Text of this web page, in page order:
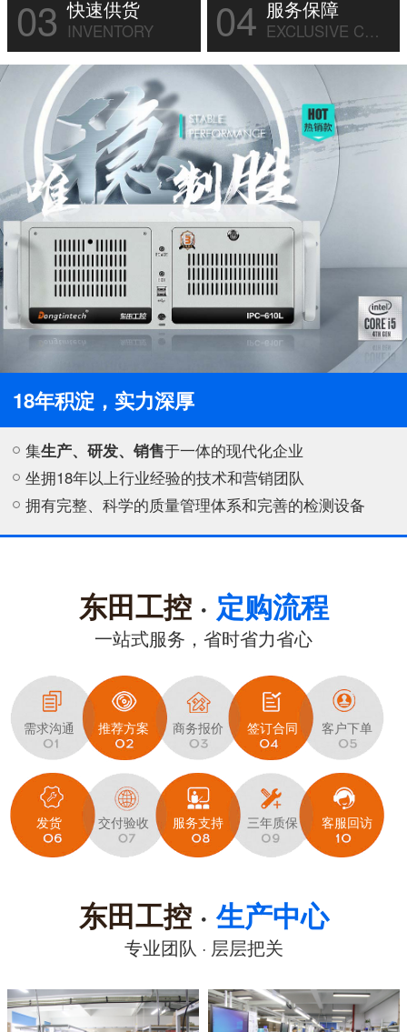
03 快速供货
INVENTORY 04 服务保障
EXCLUSIVE CUSTOM
18年积淀，实力深厚
集生产、研发、销售于一体的现代化企业
坐拥18年以上行业经验的技术和营销团队
拥有完整、科学的质量管理体系和完善的检测设备
东田工控· 定购流程
一站式服务，省时省力省心
需求沟通 推荐方案 商务报价 签订合同 客户下单
发货 交付验收 服务支持 三年质保 客服回访
东田工控·生产中心
专业团队 · 层层把关